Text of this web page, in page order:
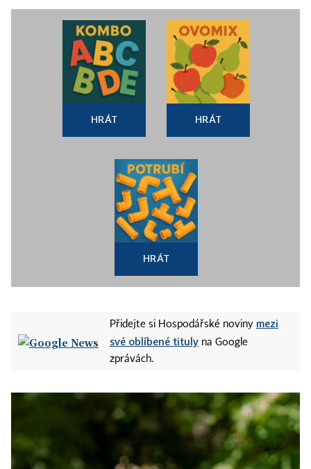
HRÁT HRÁT
HRÁT
Přidejte si Hospodářské noviny mezi
své oblíbené tituly na Google
zprávách.